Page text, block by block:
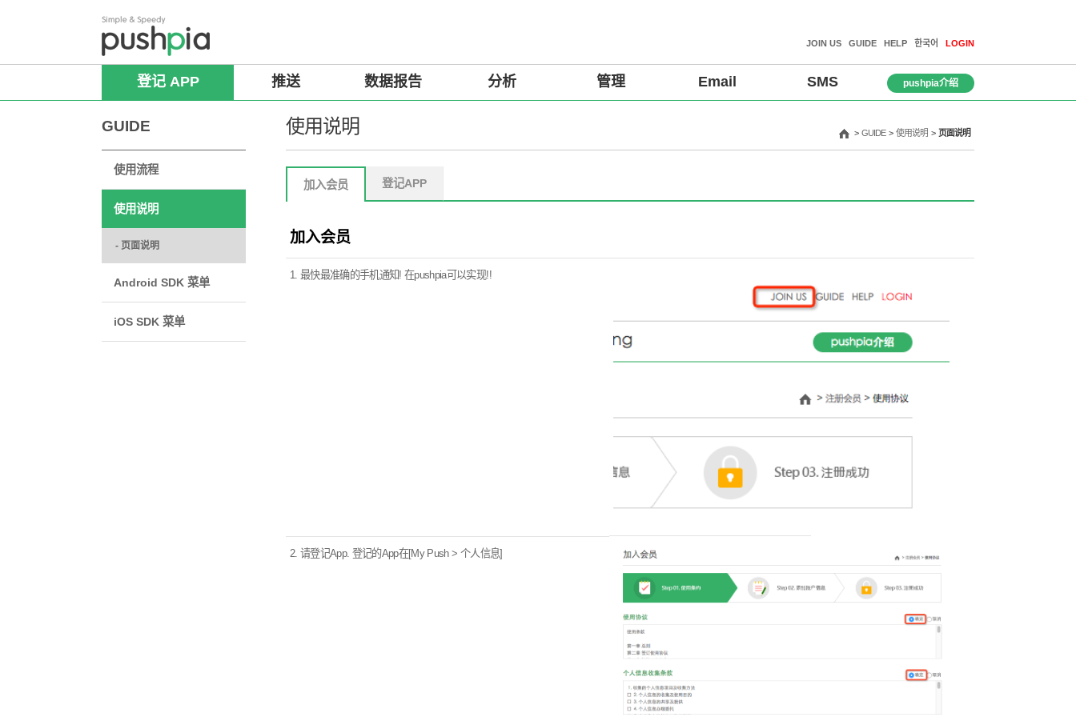
JOIN US GUIDE HELP 한국어 LOGIN
登记 APP 推送 数据报告 分析 管理 Email SMS pushpia介绍
GUIDE
使用流程
使用说明
- 页面说明
Android SDK 菜单
iOS SDK 菜单
使用说明 > GUIDE> 使用说明 > 页面说明
加入会员 登记APP
加入会员
1. 最快最准确的手机通知! 在pushpia可以实现!!
2. 请登记App. 登记的App在[My Push > 个人信息]